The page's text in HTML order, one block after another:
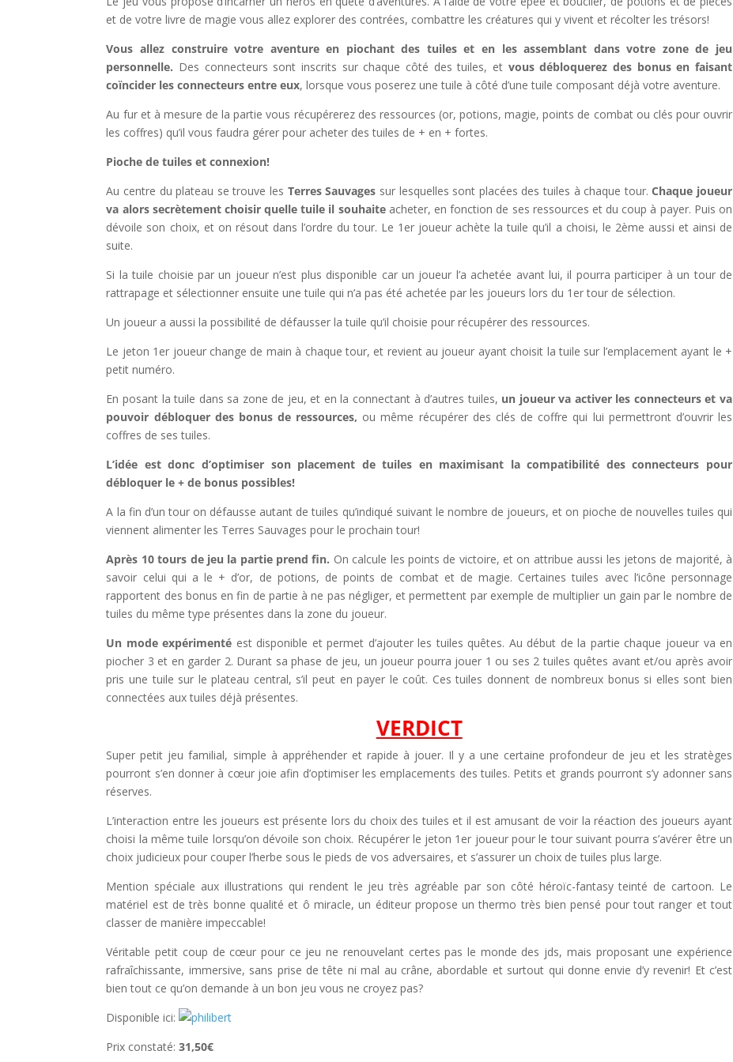
et de votre livre de magie vous allez explorer des contrées, combattre les créatures qui y vivent et récolter les trésors!
Vous allez construire votre aventure en piochant des tuiles et en les assemblant dans votre zone de jeu
personnelle. Des connecteurs sont inscrits sur chaque côté des tuiles, et vous débloquerez des bonus en faisant
coïncider les connecteurs entre eux, lorsque vous poserez une tuile à côté d’une tuile composant déjà votre aventure.
Au fur et à mesure de la partie vous récupérerez des ressources (or, potions, magie, points de combat ou clés pour ouvrir
les coffres) qu’il vous faudra gérer pour acheter des tuiles de + en + fortes.
Pioche de tuiles et connexion!
Au centre du plateau se trouve les Terres Sauvages sur lesquelles sont placées des tuiles à chaque tour.Chaque joueur
va alors secrètement choisir quelle tuile il souhaiteacheter, en fonction de ses ressources et du coup à payer. Puis on
dévoile son choix, et on résout dans l’ordre du tour. Le 1er joueur achète la tuile qu’il a choisi, le 2ème aussi et ainsi de
suite.
Si la tuile choisie par un joueur n’est plus disponible car un joueur l’a achetée avant lui, il pourra participer à un tour de
rattrapage et sélectionner ensuite une tuile qui n’a pas été achetée par les joueurs lors du 1er tour de sélection.
Un joueur a aussi la possibilité de défausser la tuile qu’il choisie pour récupérer des ressources.
Le jeton 1er joueur change de main à chaque tour, et revient au joueur ayant choisit la tuile sur l’emplacement ayant le +
petit numéro.
En posant la tuile dans sa zone de jeu, et en la connectant à d’autres tuiles, un joueur va activer les connecteurs et va
pouvoir débloquer des bonus de ressources, ou même récupérer des clés de coffre qui lui permettront d’ouvrir les
coffres de ses tuiles.
L’idée est donc d’optimiser son placement de tuiles en maximisant la compatibilité des connecteurs pour
débloquer le + de bonus possibles!
A la fin d’un tour on défausse autant de tuiles qu’indiqué suivant le nombre de joueurs, et on pioche de nouvelles tuiles qui
viennent alimenter les Terres Sauvages pour le prochain tour!
Après 10 tours de jeu la partie prend fin. On calcule les points de victoire, et on attribue aussi les jetons de majorité, à
savoir celui qui a le + d’or, de potions, de points de combat et de magie. Certaines tuiles avec l’icône personnage
rapportent des bonus en fin de partie à ne pas négliger, et permettent par exemple de multiplier un gain par le nombre de
tuiles du même type présentes dans la zone du joueur.
Un mode expérimenté est disponible et permet d’ajouter les tuiles quêtes. Au début de la partie chaque joueur va en
piocher 3 et en garder 2. Durant sa phase de jeu, un joueur pourra jouer 1 ou ses 2 tuiles quêtes avant et/ou après avoir
pris une tuile sur le plateau central, s’il peut en payer le coût. Ces tuiles donnent de nombreux bonus si elles sont bien
connectées aux tuiles déjà présentes.
VERDICT
Super petit jeu familial, simple à appréhender et rapide à jouer. Il y a une certaine profondeur de jeu et les stratèges
pourront s’en donner à cœur joie afin d’optimiser les emplacements des tuiles. Petits et grands pourront s’y adonner sans
réserves.
L’interaction entre les joueurs est présente lors du choix des tuiles et il est amusant de voir la réaction des joueurs ayant
choisi la même tuile lorsqu’on dévoile son choix. Récupérer le jeton 1er joueur pour le tour suivant pourra s’avérer être un
choix judicieux pour couper l’herbe sous le pieds de vos adversaires, et s’assurer un choix de tuiles plus large.
Mention spéciale aux illustrations qui rendent le jeu très agréable par son côté héroïc-fantasy teinté de cartoon. Le
matériel est de très bonne qualité et ô miracle, un éditeur propose un thermo très bien pensé pour tout ranger et tout
classer de manière impeccable!
Véritable petit coup de cœur pour ce jeu ne renouvelant certes pas le monde des jds, mais proposant une expérience
rafraîchissante, immersive, sans prise de tête ni mal au crâne, abordable et surtout qui donne envie d’y revenir! Et c’est
bien tout ce qu’on demande à un bon jeu vous ne croyez pas?
Disponible ici:
Prix constaté:31,50€